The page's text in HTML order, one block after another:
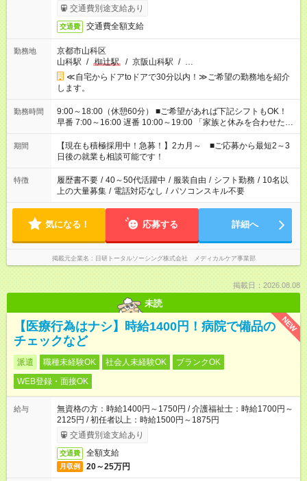
交通費別途支給あり
交通費 交通費全額支給
勤務地
京都市山科区
山科駅 / 椥辻駅 / 京阪山科駅 / …
≪自宅からドアtoドアで30分以内！≫ご希望の勤務地を紹介
します。
勤務時間
9:00～18:00（休憩60分） ■ご希望があれば下記シフトもOK！
早番 7:00～16:00 遅番 10:00～19:00 「家族と休みを合わせた
い」 「余裕を持って夕飯の準備がしたい」 「できれば残業はし
たくない」 など、ご希望を教えてくださいね。 ※Wワーク希望
の方へ 今ご覧のお仕事で希望する勤務時間と、もう1つのお仕事
の勤務時間。 合計で週40時間を超える場合は応募できません。
期間
【現在も積極採用中！急募！】2カ月～ ■ご応募から最短2～3
日後の就業も相談可能です！
特徴 履歴書不要 / 40～50代活躍中 / 服装自由 / シフト勤務 / 10名以
上の大量募集 / 電話対応なし / パソコンスキル不要
気になる！ 応募する 詳細へ
掲載元企業名 日研トータルソーシング株式会社 メディカルケア事業部
掲載日：2026.08.08
未読
NEW
【医療行為はナシ】時給1400円！病院で備品の
チェックなど
派遣 職種未経験OK 社会人未経験OK
ブランクOK
WEB登録・面接OK
給与
無資格の方：時給1400円～1750円 / 介護福祉士：時給1700円～
2125円 / 初任者以上：時給1500円～1875円
交通費別途支給あり
交通費 全額支給
月収例 20～25万円